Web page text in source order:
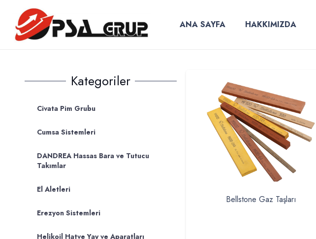
ANA SAYFA HAKKIMIZDA
Kategoriler
Civata Pim Grubu
Cumsa Sistemleri
DANDREA Hassas Bara ve Tutucu
Takımlar
El Aletleri
Erezyon Sistemleri
Helikoil Hatve Yay ve Aparatları
Bellstone Gaz Taşları